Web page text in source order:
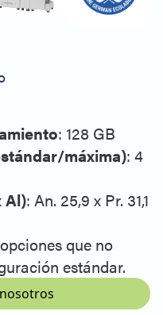
: 128 GB
máxima): 4
Al): An. 25,9 x Pr. 31,1
que no
estándar.